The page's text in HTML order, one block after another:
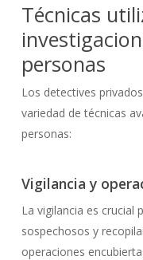
Técnicas
personas
Los detectives
variedad de técnicas
personas:
Vigilancia y
La vigilancia es crucial
sospechosos y
operaciones